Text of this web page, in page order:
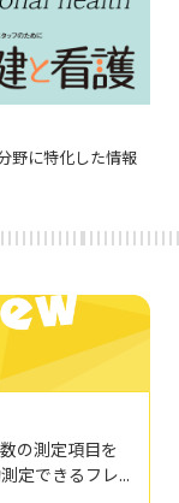
野に特化した情報
の測定項目を
定できるフレ...